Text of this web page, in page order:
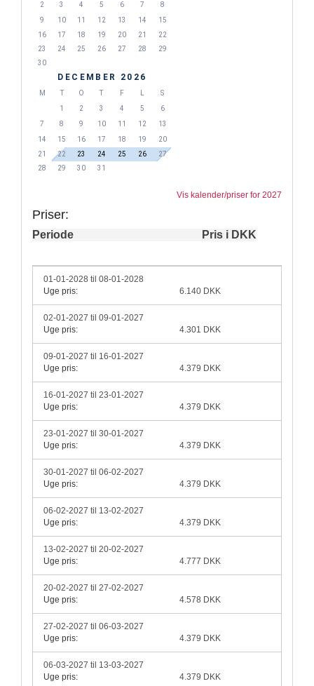
2
3 4 5 6 7
8
9
10 11 12 13 14
15
16
17 18 19 20 21
22
23
24 25 26 27 28
29
30
DECEMBER 2026
M T O T F L
S
1
2 3 4 5
6
7
8 9 10 11 12
13
14
15 16 17 18 19
20
21
22 23 24 25 26
27
28
29 30 31
Vis kalender/priser for 2027
Priser:
Periode Pris i DKK
01-01-2028 til 08-01-2028
Uge pris:
6.140 DKK
02-01-2027 til 09-01-2027
Uge pris:
4.301 DKK
09-01-2027 til 16-01-2027
Uge pris:
4.379 DKK
16-01-2027 til 23-01-2027
Uge pris:
4.379 DKK
23-01-2027 til 30-01-2027
Uge pris:
4.379 DKK
30-01-2027 til 06-02-2027
Uge pris:
4.379 DKK
06-02-2027 til 13-02-2027
Uge pris:
4.379 DKK
13-02-2027 til 20-02-2027
Uge pris:
4.777 DKK
20-02-2027 til 27-02-2027
Uge pris:
4.578 DKK
27-02-2027 til 06-03-2027
Uge pris:
4.379 DKK
06-03-2027 til 13-03-2027
Uge pris:
4.379 DKK